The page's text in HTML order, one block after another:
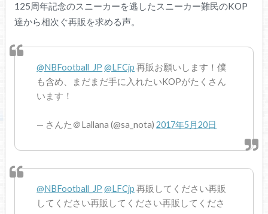
125周年記念のスニーカーを逃したスニーカー難民のKOP
達から相次ぐ再販を求める声。
@NBFootball_JP @LFCjp 再販お願いします！僕
も含め、まだまだ手に入れたいKOPがたくさん
います！
— さんた＠Lallana (@sa_nota)2017年5月20日
@NBFootball_JP @LFCjp 再販してください再販
してください再販してください再販してくださ